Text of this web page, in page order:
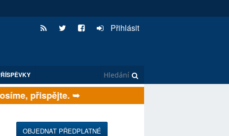
Přihlásit
přispějte. ➥
OBJEDNAT PŘEDPLATNÉ